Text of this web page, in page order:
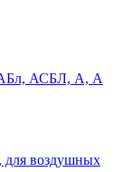
АСБЛ, А, А
воздушных